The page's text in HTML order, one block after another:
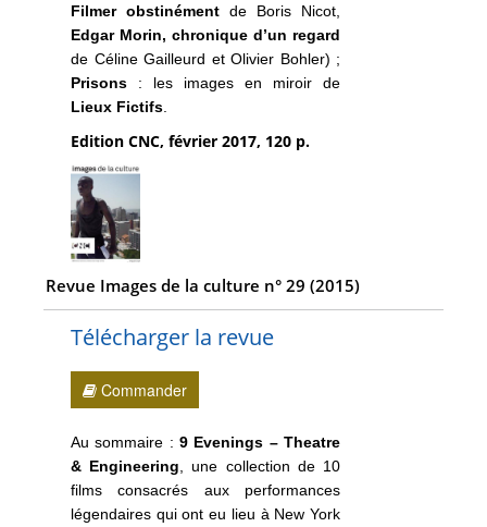
Filmer obstinément de Boris Nicot,
Edgar Morin, chronique d’un regard
de Céline Gailleurd et Olivier Bohler) ;
Prisons : les images en miroir de
Lieux Fictifs
Edition CNC, février 2017, 120 p.
Revue Images de la culture n° 29 (2015)
Télécharger la revue
Commander
Au sommaire :9 Evenings – Theatre
& Engineering , une collection de 10
films consacrés aux performances
légendaires qui ont eu lieu à New York